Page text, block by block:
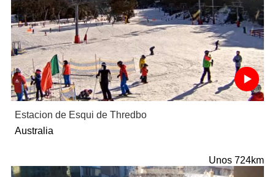
Estacion de Esqui de Thredbo
Australia
Unos 724km